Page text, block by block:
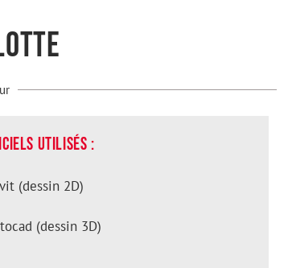
utilisés :
(dessin 2D)
(dessin 3D)